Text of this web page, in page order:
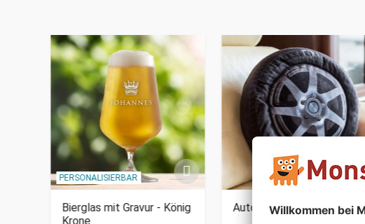
PERSONALISIERBAR
Bierglas mit Gravur - König
Krone
Autoreifen Kissen